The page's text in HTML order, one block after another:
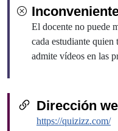
El docente no puede
cada estudiante
admite vídeos en las
Dirección
https://quizizz.com/